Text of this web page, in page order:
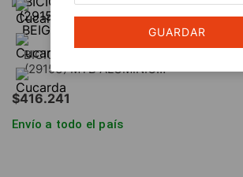
GUARDAR
BICICLETA R29 WILDEN
(29153) MTB ALUMINIO
BEIGE TALLE M DISCO
$416.241
Envío a todo el país